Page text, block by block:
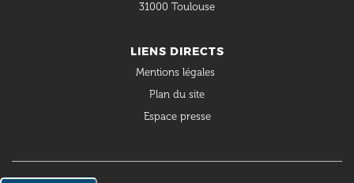
31000 Toulouse
LIENS DIRECTS
Mentions légales
Plan du site
Espace presse